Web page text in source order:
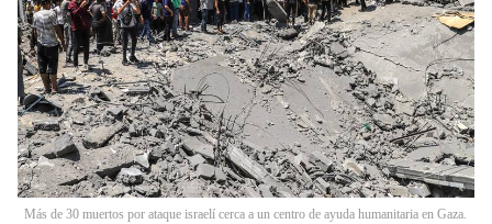
Más de 30 muertos por ataque israelí cerca a un centro de ayuda humanitaria en Gaza.